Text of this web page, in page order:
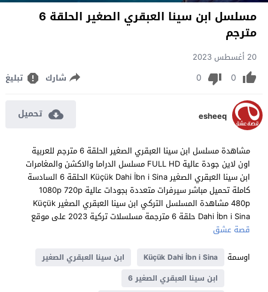
مسلسل ابن سينا العبقري الصغير الحلقة 6
مترجم
20 أغسطس 2023
0
0 شارك تبليغ
esheeq تحميل
مشاهدة مسلسل ابن سينا العبقري الصغير الحلقة 6 مترجم للعربية
اون لاين جودة عالية FULL HD مسلسل الدراما والاكشن والمغامرات
ابن سينا العبقري الصغير Küçük Dahi İbn i Sina الحلقة 6 السادسة
كاملة تحميل مباشر سيرفرات متعددة بجودات عالية 1080p 720p
480p مشاهدة المسلسل التركي ابن سينا العبقري الصغير Küçük
Dahi İbn i Sina حلقة 6 مترجمة مسلسلات تركية 2023 على موقع
قصة عشق
اوسمة
Küçük Dahi İbn i Sina
ابن سينا العبقري الصغير
ابن سينا العبقري الصغير 6